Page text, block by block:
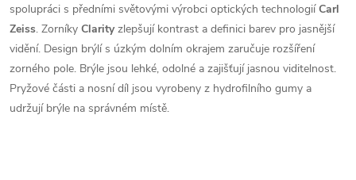
spolupráci s předními světovými výrobci optických technologiíCarl
Zeiss. Zorníky Clarityzlepšují kontrast a definici barev pro jasnější
vidění. Design brýlí s úzkým dolním okrajem zaručuje rozšíření
zorného pole. Brýle jsou lehké, odolné a zajišťují jasnou viditelnost.
Pryžové části a nosní díl jsou vyrobeny z hydrofilního gumy a
udržují brýle na správném místě.